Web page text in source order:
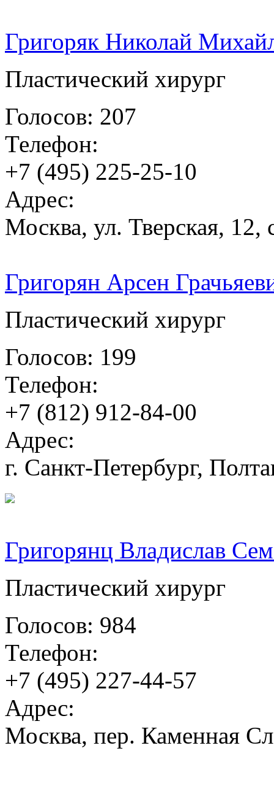
Григоряк Николай
Пластический хирург
Голосов: 207
Телефон:
+7 (495) 225-25-10
Адрес:
Москва, ул. Тверская, 12,
Григорян Арсен
Пластический хирург
Голосов: 199
Телефон:
+7 (812) 912-84-00
Адрес:
г. Санкт-Петербург,
Григорянц Владислав
Пластический хирург
Голосов: 984
Телефон:
+7 (495) 227-44-57
Адрес:
Москва, пер. Каменная